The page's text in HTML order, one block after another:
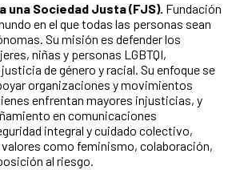
una Sociedad Justa (FJS). Fundación
en el que todas las personas sean
Su misión es defender los
niñas y personas LGBTQI,
de género y racial. Su enfoque se
organizaciones y movimientos
enfrentan mayores injusticias, y
en comunicaciones
integral y cuidado colectivo,
como feminismo, colaboración,
al riesgo.